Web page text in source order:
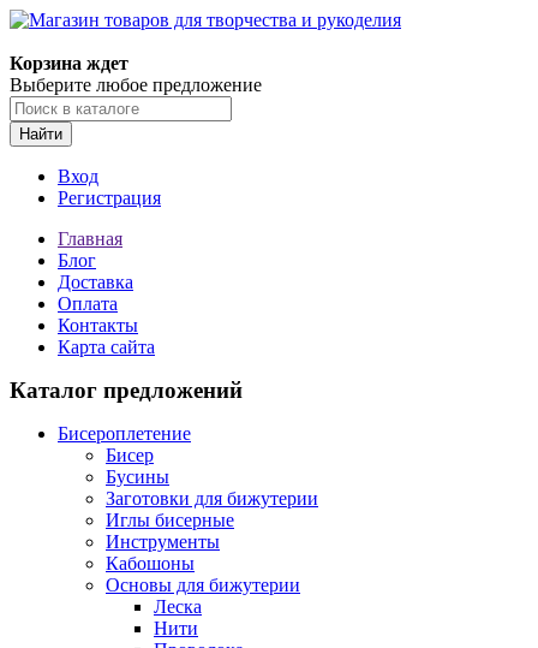
Корзина ждет
Выберите любое предложение
Найти
Вход
Регистрация
Главная
Блог
Доставка
Оплата
Контакты
Карта сайта
Каталог предложений
Бисероплетение
Бисер
Бусины
Заготовки для бижутерии
Иглы бисерные
Инструменты
Кабошоны
Основы для бижутерии
Леска
Нити